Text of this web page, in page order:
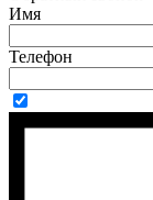
Имя
Телефон